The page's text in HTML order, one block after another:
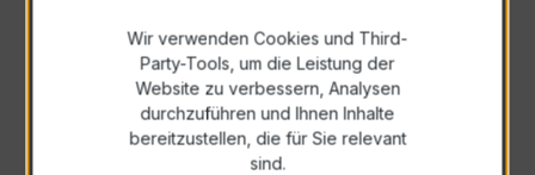
Zur Sammelanfrage hinzufügen
Anfrage telefonisch
Wir verwenden Cookies und Third-
Party-Tools, um die Leistung der
Website zu verbessern, Analysen
durchzuführen und Ihnen Inhalte
bereitzustellen, die für Sie relevant
sind.